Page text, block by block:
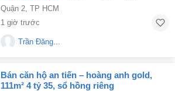
Quận 2 TP HCM
1 giờ trước
Trần Đăng...
bán căn hộ an tiến – hoàng anh gold,
111m² 4 tỷ 35, sổ hồng riêng